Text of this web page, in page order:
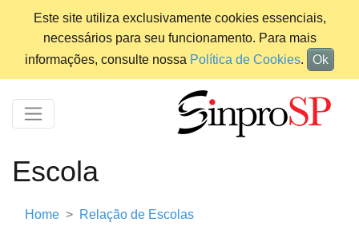
Este site utiliza exclusivamente cookies essenciais,
necessários para seu funcionamento. Para mais
informações, consulte nossa Política de Cookies. Ok
Escola
Home
Relação de Escolas